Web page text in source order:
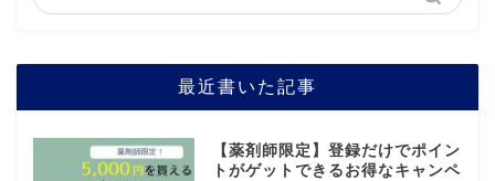
最近書いた記事
【薬剤師限定】登録だけでポイン
トがゲットできるお得なキャンペ